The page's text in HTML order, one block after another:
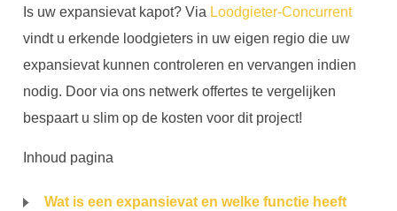
Is uw expansievat kapot? Via Loodgieter-Concurrent
vindt u erkende loodgieters in uw eigen regio die uw
expansievat kunnen controleren en vervangen indien
nodig. Door via ons netwerk offertes te vergelijken
bespaart u slim op de kosten voor dit project!
Inhoud pagina
Wat is een expansievat en welke functie heeft